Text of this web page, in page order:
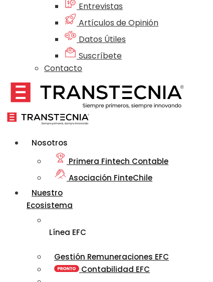
Entrevistas
Artículos de Opinión
Datos Útiles
Suscríbete
Contacto
Nosotros
Primera Fintech Contable
Asociación FinteChile
Nuestro
Ecosistema
Línea EFC
Gestión Remuneraciones EFC
Contabilidad EFC